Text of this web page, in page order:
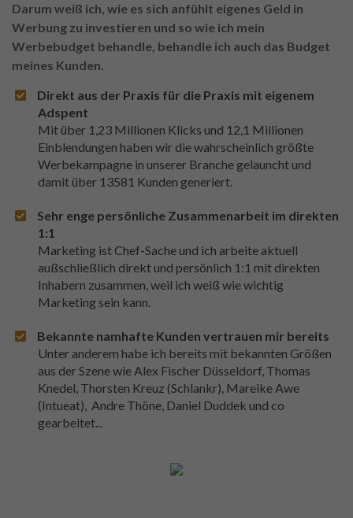
Darum weiß ich, wie es sich anfühlt eigenes Geld in
Werbung zu investieren und so wie ich mein
Werbebudget behandle, behandle ich auch das Budget
meines Kunden.
Direkt aus der Praxis für die Praxis mit eigenem
Adspent
Mit über 1,23 Millionen Klicks und 12,1 Millionen
Einblendungen haben wir die wahrscheinlich größte
Werbekampagne in unserer Branche gelauncht und
damit über 13581 Kunden generiert.
Sehr enge persönliche Zusammenarbeit im direkten
1:1
Marketing ist Chef-Sache und ich arbeite aktuell
außschließlich direkt und persönlich 1:1 mit direkten
Inhabern zusammen, weil ich weiß wie wichtig
Marketing sein kann.
Bekannte namhafte Kunden vertrauen mir bereits
Unter anderem habe ich bereits mit bekannten Größen
aus der Szene wie Alex Fischer Düsseldorf, Thomas
Knedel, Thorsten Kreuz (Schlankr), Mareike Awe
(Intueat), Andre Thöne, Daniel Duddek und co
gearbeitet...